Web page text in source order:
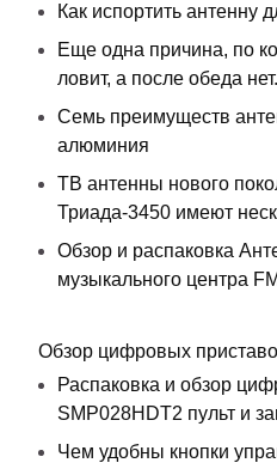
Как испортить
Еще одна причина, по
ловит, а после обеда нет.
Семь преимуществ
алюминия
ТВ антенны нового
Триада-3450 имеют
Обзор и распаковка
музыкального центра
Обзор цифровых
Распаковка и обзор
SMP028HDT2 пульт и
Чем удобны кнопки